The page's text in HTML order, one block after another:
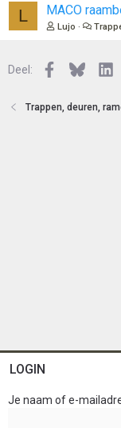
L MACO
Lujo
Deel: Facebook
Bluesky
Trappen, deuren,
LOGIN
Je naam of e-